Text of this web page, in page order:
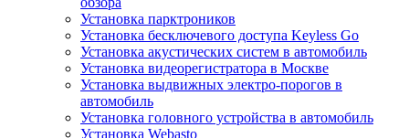
Установка парктроников
Установка бесключевого доступа Keyless Go
Установка акустических систем в автомобиль
Установка видеорегистратора в Москве
Установка выдвижных электро-порогов в
автомобиль
Установка головного устройства в автомобиль
Установка Webasto